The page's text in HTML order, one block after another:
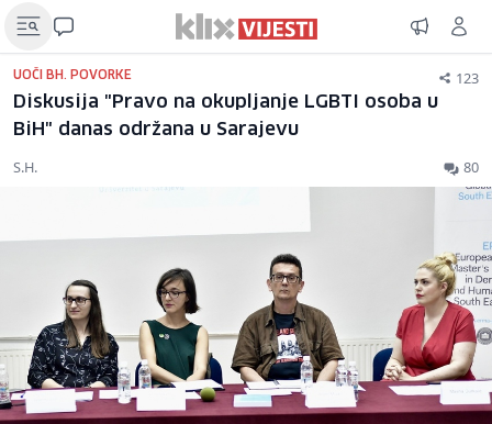
UOČI BH. POVORKE 123
Diskusija "Pravo na okupljanje LGBTI osoba u
BiH" danas održana u Sarajevu
S.H. 80